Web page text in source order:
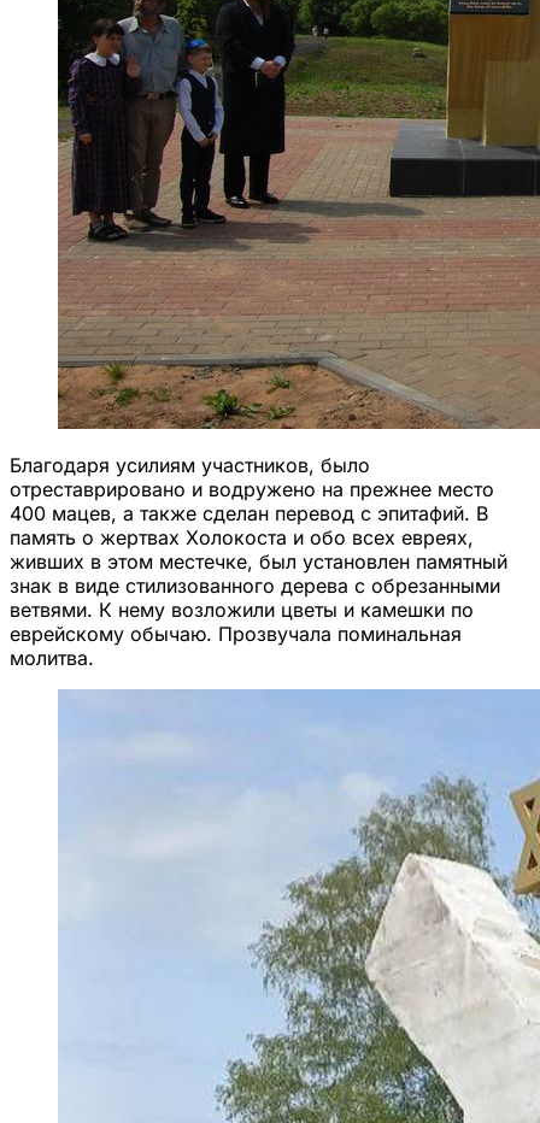
Благодаря усилиям участников, было
отреставрировано и водружено на прежнее место
400 мацев, а также сделан перевод с эпитафий. В
память о жертвах Холокоста и обо всех евреях,
живших в этом местечке, был установлен памятный
знак в виде стилизованного дерева с обрезанными
ветвями. К нему возложили цветы и камешки по
еврейскому обычаю. Прозвучала поминальная
молитва.